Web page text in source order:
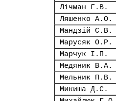
Лічман Г.В.
Ляшенко А.О.
Мандзій С.В.
Марусяк О.Р.
Марчук І.П.
Медяник В.А.
Мельник П.В.
Микиша Д.С.